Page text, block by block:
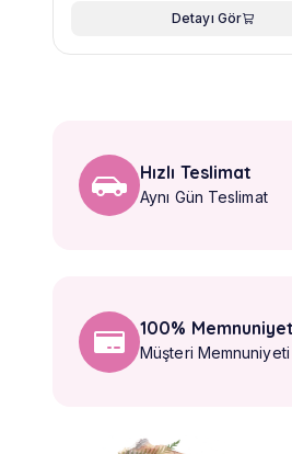
Detayı Gör
Hızlı Teslimat
Aynı Gün Teslimat
100% Memnuniyet
Müşteri Memnuniyeti